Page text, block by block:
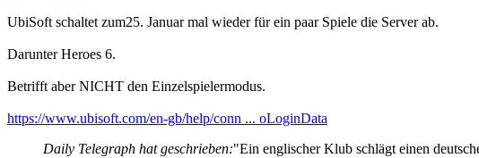
UbiSoft schaltet zum25. Januar mal wieder für ein paar Spiele die Server ab.
Darunter Heroes 6.
Betrifft aber NICHT den Einzelspielermodus.
https://www.ubisoft.com/en-gb/help/conn ... oLoginData
Daily Telegraph hat geschrieben:"Ein englischer Klub schlägt einen